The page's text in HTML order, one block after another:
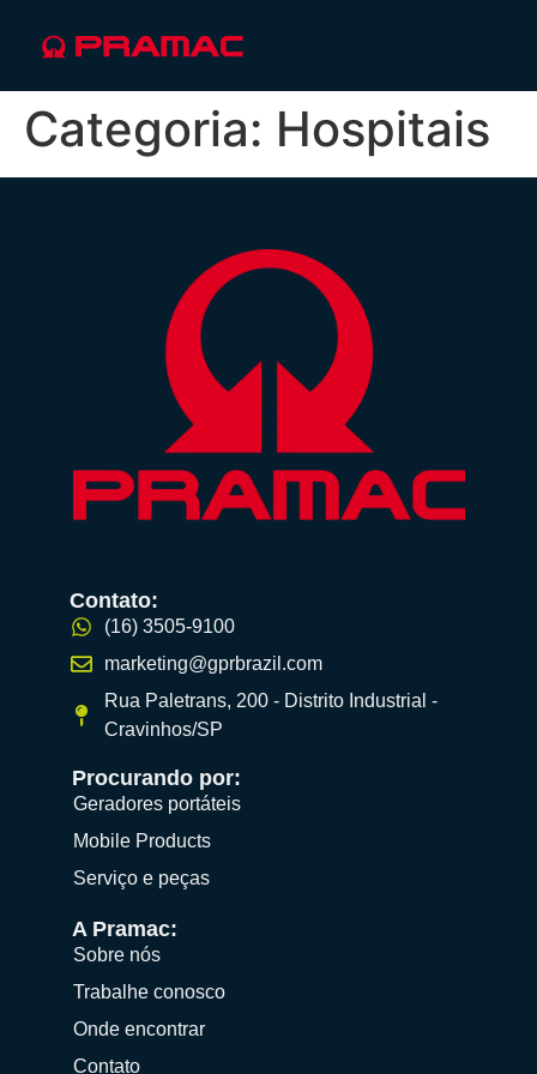
Categoria: Hospitais
Contato:
(16) 3505-9100
marketing@gprbrazil.com
Rua Paletrans, 200 - Distrito Industrial -
Cravinhos/SP
Procurando por:
Geradores portáteis
Mobile Products
Serviço e peças
A Pramac:
Sobre nós
Trabalhe conosco
Onde encontrar
Contato